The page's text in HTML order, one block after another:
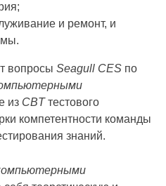
и ремонт, и
вопросы Seagull CES по
из CBTтестового
компетентности команды
знаний.